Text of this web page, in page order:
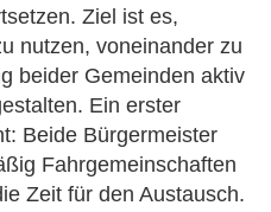
Ziel ist es,
nutzen, voneinander zu
beider Gemeinden aktiv
Ein erster
Beide Bürgermeister
Fahrgemeinschaften
Zeit für den Austausch.